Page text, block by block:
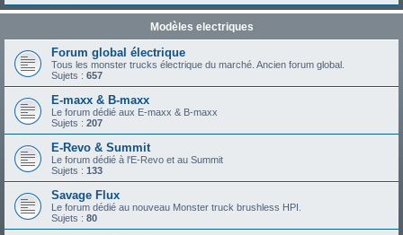
Modèles electriques
Forum global électrique
Tous les monster trucks électrique du marché. Ancien forum global.
Sujets : 657
E-maxx & B-maxx
Le forum dédié aux E-maxx & B-maxx
Sujets : 207
E-Revo & Summit
Le forum dédié à l'E-Revo et au Summit
Sujets : 133
Savage Flux
Le forum dédié au nouveau Monster truck brushless HPI.
Sujets : 80